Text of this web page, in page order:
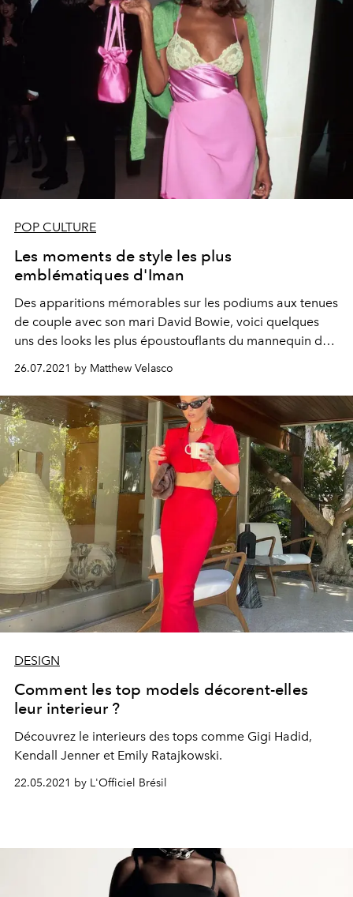
POP CULTURE
Les moments de style les plus
emblématiques d'Iman
Des apparitions mémorables sur les podiums aux tenues
de couple avec son mari David Bowie, voici quelques
uns des looks les plus époustouflants du mannequin de
26.07.2021 by Matthew Velasco
DESIGN
Comment les top models décorent-elles
leur interieur ?
Découvrez le interieurs des tops comme Gigi Hadid,
Kendall Jenner et Emily Ratajkowski.
22.05.2021 by L'Officiel Brésil